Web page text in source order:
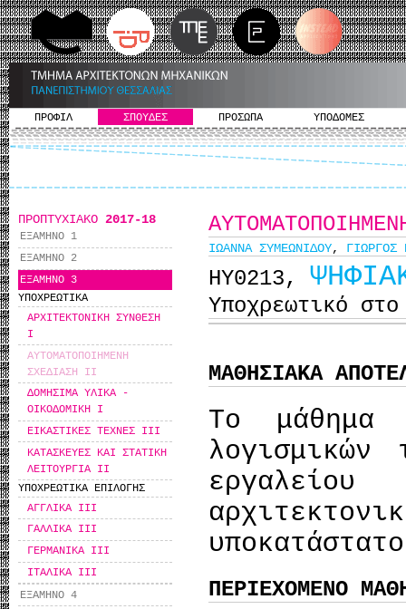
ΠΡΟΦΙΛ ΣΠΟΥΔΕΣ ΠΡΟΣΩΠΑ ΥΠΟΔΟΜΕΣ
ΠΡΟΠΤΥΧΙΑΚΟ 2017-18
ΕΞΑΜΗΝΟ 1
ΕΞΑΜΗΝΟ 2
ΕΞΑΜΗΝΟ 3
ΥΠΟΧΡΕΩΤΙΚΑ
ΑΡΧΙΤΕΚΤΟΝΙΚΗ ΣΥΝΘΕΣΗ
I
ΑΥΤΟΜΑΤΟΠΟΙΗΜΕΝΗ
ΣΧΕΔΙΑΣΗ II
ΔΟΜΗΣΙΜΑ ΥΛΙΚΑ -
ΟΙΚΟΔΟΜΙΚΗ I
ΕΙΚΑΣΤΙΚΕΣ ΤΕΧΝΕΣ ΙΙΙ
ΚΑΤΑΣΚΕΥΕΣ ΚΑΙ ΣΤΑΤΙΚΗ
ΛΕΙΤΟΥΡΓΙΑ ΙI
ΥΠΟΧΡΕΩΤΙΚΑ ΕΠΙΛΟΓΗΣ
ΑΓΓΛΙΚΑ ΙΙΙ
ΓΑΛΛΙΚΑ ΙΙΙ
ΓΕΡΜΑΝΙΚΑ ΙΙΙ
ΙΤΑΛΙΚΑ ΙΙΙ
ΕΞΑΜΗΝΟ 4
ΙΩΑΝΝΑ ΣΥΜΕΩΝΙΔΟΥ, ΓΙΩΡΓΟΣ
ΗΥ0213,
Υποχρεωτικό
ΜΑΘΗΣΙΑΚΑ
Το μάθημα
λογισμικών
ΠΕΡΙΕΧΟΜΕΝΟ